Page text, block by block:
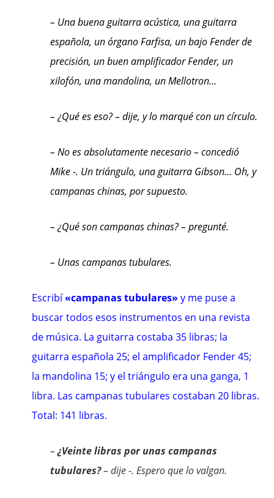
– Una buena guitarra acústica, una guitarra
española, un órgano Farfisa, un bajo Fender de
precisión, un buen amplificador Fender, un
xilofón, una mandolina, un Mellotron…
– ¿Qué es eso? – dije, y lo marqué con un círculo.
– No es absolutamente necesario – concedió
Mike -. Un triángulo, una guitarra Gibson… Oh, y
campanas chinas, por supuesto.
– ¿Qué son campanas chinas? – pregunté.
– Unas campanas tubulares.
Escribí«campanas tubulares» y me puse a
buscar todos esos instrumentos en una revista
de música. La guitarra costaba 35 libras; la
guitarra española 25; el amplificador Fender 45;
la mandolina 15; y el triángulo era una ganga, 1
libra. Las campanas tubulares costaban 20 libras.
Total: 141 libras.
–¿Veinte libras por unas campanas
tubulares?– dije -. Espero que lo valgan.